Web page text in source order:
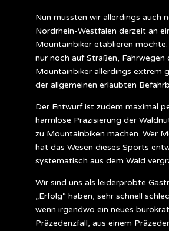
Nun mussten wir allerdings auch
Nordrhein-Westfalen derzeit an
Mountainbiker etablieren
nur noch auf Straßen, Fahrwegen
Mountainbiker allerdings extrem
der allgemeinen erlaubten
Der Entwurf ist zudem maximal
harmlose Präzisierung der
zu Mountainbiken machen. Wer
hat das Wesen dieses Sports
systematisch aus dem Wald
Wir sind uns als leiderprobte
„Erfolg“ haben, sehr schnell
wenn irgendwo ein neues
Präzedenzfall, aus einem